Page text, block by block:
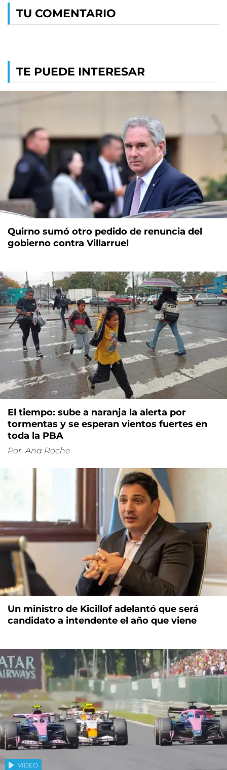
TU COMENTARIO
TE PUEDE INTERESAR
Quirno sumó otro pedido de renuncia del
gobierno contra Villarruel
El tiempo: sube a naranja la alerta por
tormentas y se esperan vientos fuertes en
toda la PBA
Por Ana Roche
Un ministro de Kicillof adelantó que será
candidato a intendente el año que viene
VIDEO